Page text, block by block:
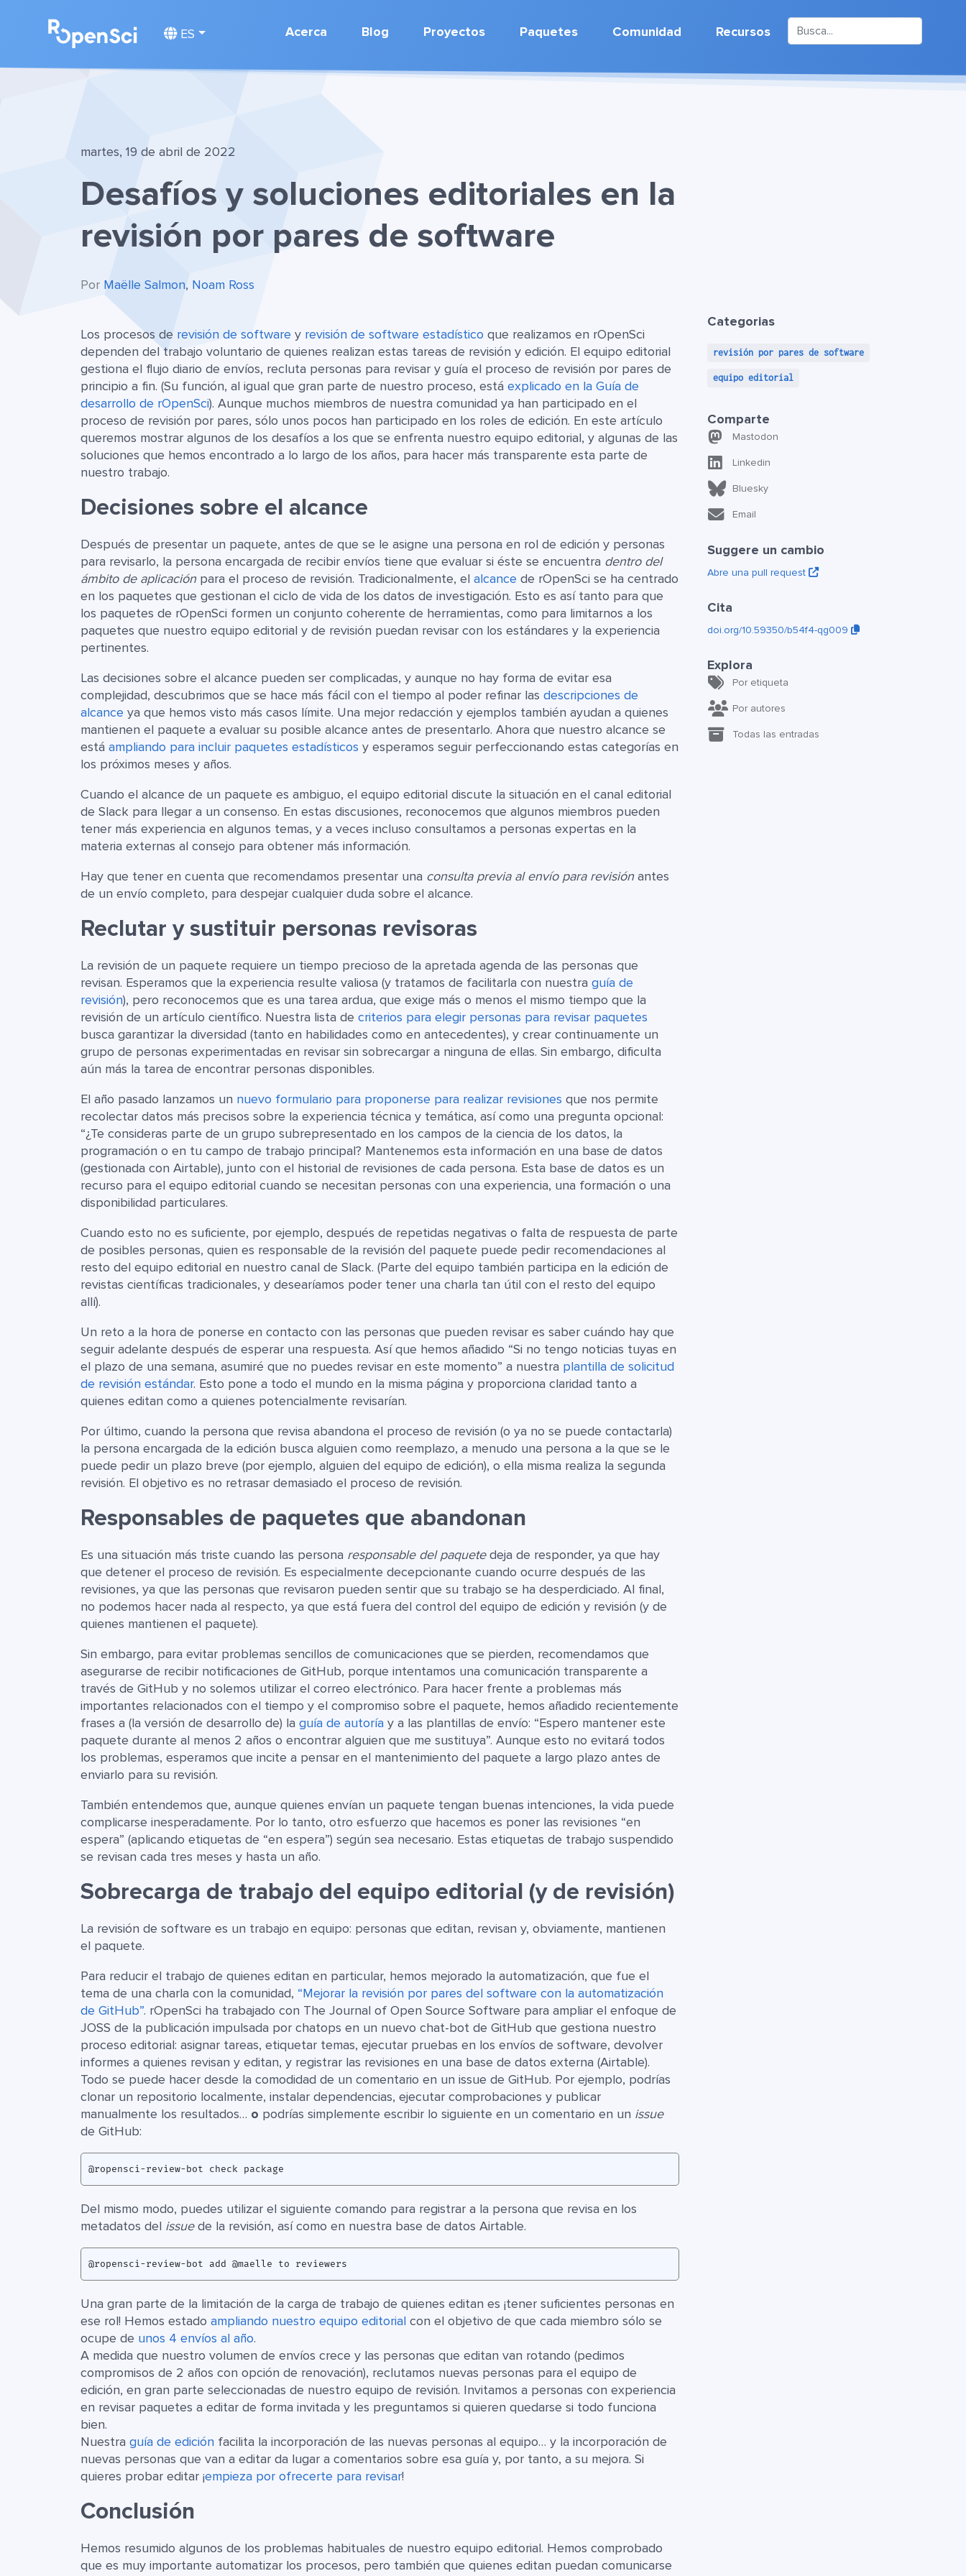
ES Acerca Blog Proyectos Paquetes Comunidad Recursos
martes, 19 de abril de 2022
Desafíos y soluciones editoriales en la
revisión por pares de software
Por Maëlle Salmon, Noam Ross
Los procesos de revisión de software y revisión de software estadístico que realizamos en rOpenSci
dependen del trabajo voluntario de quienes realizan estas tareas de revisión y edición. El equipo editorial
gestiona el flujo diario de envíos, recluta personas para revisar y guía el proceso de revisión por pares de
principio a fin. (Su función, al igual que gran parte de nuestro proceso, está explicado en la Guía de
desarrollo de rOpenSci). Aunque muchos miembros de nuestra comunidad ya han participado en el
proceso de revisión por pares, sólo unos pocos han participado en los roles de edición. En este artículo
queremos mostrar algunos de los desafíos a los que se enfrenta nuestro equipo editorial, y algunas de las
soluciones que hemos encontrado a lo largo de los años, para hacer más transparente esta parte de
nuestro trabajo.
Decisiones sobre el alcance
Después de presentar un paquete, antes de que se le asigne una persona en rol de edición y personas
para revisarlo, la persona encargada de recibir envíos tiene que evaluar si éste se encuentra dentro del
ámbito de aplicaciónpara el proceso de revisión. Tradicionalmente, el alcance de rOpenSci se ha centrado
en los paquetes que gestionan el ciclo de vida de los datos de investigación. Esto es así tanto para que
los paquetes de rOpenSci formen un conjunto coherente de herramientas, como para limitarnos a los
paquetes que nuestro equipo editorial y de revisión puedan revisar con los estándares y la experiencia
pertinentes.
Las decisiones sobre el alcance pueden ser complicadas, y aunque no hay forma de evitar esa
complejidad, descubrimos que se hace más fácil con el tiempo al poder refinar las descripciones de
alcance ya que hemos visto más casos límite. Una mejor redacción y ejemplos también ayudan a quienes
mantienen el paquete a evaluar su posible alcance antes de presentarlo. Ahora que nuestro alcance se
está ampliando para incluir paquetes estadísticos y esperamos seguir perfeccionando estas categorías en
los próximos meses y años.
Cuando el alcance de un paquete es ambiguo, el equipo editorial discute la situación en el canal editorial
de Slack para llegar a un consenso. En estas discusiones, reconocemos que algunos miembros pueden
tener más experiencia en algunos temas, y a veces incluso consultamos a personas expertas en la
materia externas al consejo para obtener más información.
Hay que tener en cuenta que recomendamos presentar una consulta previa al envío para revisiónantes
de un envío completo, para despejar cualquier duda sobre el alcance.
Reclutar y sustituir personas revisoras
La revisión de un paquete requiere un tiempo precioso de la apretada agenda de las personas que
revisan. Esperamos que la experiencia resulte valiosa (y tratamos de facilitarla con nuestra guía de
revisión), pero reconocemos que es una tarea ardua, que exige más o menos el mismo tiempo que la
revisión de un artículo científico. Nuestra lista de criterios para elegir personas para revisar paquetes
busca garantizar la diversidad (tanto en habilidades como en antecedentes), y crear continuamente un
grupo de personas experimentadas en revisar sin sobrecargar a ninguna de ellas. Sin embargo, dificulta
aún más la tarea de encontrar personas disponibles.
El año pasado lanzamos un nuevo formulario para proponerse para realizar revisiones que nos permite
recolectar datos más precisos sobre la experiencia técnica y temática, así como una pregunta opcional:
“¿Te consideras parte de un grupo subrepresentado en los campos de la ciencia de los datos, la
programación o en tu campo de trabajo principal? Mantenemos esta información en una base de datos
(gestionada con Airtable), junto con el historial de revisiones de cada persona. Esta base de datos es un
recurso para el equipo editorial cuando se necesitan personas con una experiencia, una formación o una
disponibilidad particulares.
Cuando esto no es suficiente, por ejemplo, después de repetidas negativas o falta de respuesta de parte
de posibles personas, quien es responsable de la revisión del paquete puede pedir recomendaciones al
resto del equipo editorial en nuestro canal de Slack. (Parte del equipo también participa en la edición de
revistas científicas tradicionales, y desearíamos poder tener una charla tan útil con el resto del equipo
allí).
Un reto a la hora de ponerse en contacto con las personas que pueden revisar es saber cuándo hay que
seguir adelante después de esperar una respuesta. Así que hemos añadido “Si no tengo noticias tuyas en
el plazo de una semana, asumiré que no puedes revisar en este momento” a nuestra plantilla de solicitud
de revisión estándar. Esto pone a todo el mundo en la misma página y proporciona claridad tanto a
quienes editan como a quienes potencialmente revisarían.
Por último, cuando la persona que revisa abandona el proceso de revisión (o ya no se puede contactarla)
la persona encargada de la edición busca alguien como reemplazo, a menudo una persona a la que se le
puede pedir un plazo breve (por ejemplo, alguien del equipo de edición), o ella misma realiza la segunda
revisión. El objetivo es no retrasar demasiado el proceso de revisión.
Responsables de paquetes que abandonan
Es una situación más triste cuando las persona responsable del paquetedeja de responder, ya que hay
que detener el proceso de revisión. Es especialmente decepcionante cuando ocurre después de las
revisiones, ya que las personas que revisaron pueden sentir que su trabajo se ha desperdiciado. Al final,
no podemos hacer nada al respecto, ya que está fuera del control del equipo de edición y revisión (y de
quienes mantienen el paquete).
Sin embargo, para evitar problemas sencillos de comunicaciones que se pierden, recomendamos que
asegurarse de recibir notificaciones de GitHub, porque intentamos una comunicación transparente a
través de GitHub y no solemos utilizar el correo electrónico. Para hacer frente a problemas más
importantes relacionados con el tiempo y el compromiso sobre el paquete, hemos añadido recientemente
frases a (la versión de desarrollo de) la guía de autoría y a las plantillas de envío: “Espero mantener este
paquete durante al menos 2 años o encontrar alguien que me sustituya”. Aunque esto no evitará todos
los problemas, esperamos que incite a pensar en el mantenimiento del paquete a largo plazo antes de
enviarlo para su revisión.
También entendemos que, aunque quienes envían un paquete tengan buenas intenciones, la vida puede
complicarse inesperadamente. Por lo tanto, otro esfuerzo que hacemos es poner las revisiones “en
espera” (aplicando etiquetas de “en espera”) según sea necesario. Estas etiquetas de trabajo suspendido
se revisan cada tres meses y hasta un año.
Sobrecarga de trabajo del equipo editorial (y de revisión)
La revisión de software es un trabajo en equipo: personas que editan, revisan y, obviamente, mantienen
el paquete.
Para reducir el trabajo de quienes editan en particular, hemos mejorado la automatización, que fue el
tema de una charla con la comunidad, “Mejorar la revisión por pares del software con la automatización
de GitHub”. rOpenSci ha trabajado con The Journal of Open Source Software para ampliar el enfoque de
JOSS de la publicación impulsada por chatops en un nuevo chat-bot de GitHub que gestiona nuestro
proceso editorial: asignar tareas, etiquetar temas, ejecutar pruebas en los envíos de software, devolver
informes a quienes revisan y editan, y registrar las revisiones en una base de datos externa (Airtable).
Todo se puede hacer desde la comodidad de un comentario en un issue de GitHub. Por ejemplo, podrías
clonar un repositorio localmente, instalar dependencias, ejecutar comprobaciones y publicar
manualmente los resultados… o podrías simplemente escribir lo siguiente en un comentario en un issue
de GitHub:
Del mismo modo, puedes utilizar el siguiente comando para registrar a la persona que revisa en los
metadatos del issuede la revisión, así como en nuestra base de datos Airtable.
Una gran parte de la limitación de la carga de trabajo de quienes editan es ¡tener suficientes personas en
ese rol! Hemos estado ampliando nuestro equipo editorial con el objetivo de que cada miembro sólo se
ocupe de unos 4 envíos al año.
A medida que nuestro volumen de envíos crece y las personas que editan van rotando (pedimos
compromisos de 2 años con opción de renovación), reclutamos nuevas personas para el equipo de
edición, en gran parte seleccionadas de nuestro equipo de revisión. Invitamos a personas con experiencia
en revisar paquetes a editar de forma invitada y les preguntamos si quieren quedarse si todo funciona
bien.
Nuestra guía de edición facilita la incorporación de las nuevas personas al equipo… y la incorporación de
nuevas personas que van a editar da lugar a comentarios sobre esa guía y, por tanto, a su mejora. Si
quieres probar editar ¡empieza por ofrecerte para revisar!
Conclusión
Hemos resumido algunos de los problemas habituales de nuestro equipo editorial. Hemos comprobado
que es muy importante automatizar los procesos, pero también que quienes editan puedan comunicarse
Categorias
revisión por pares de software
equipo editorial
Comparte
Mastodon
Linkedin
Bluesky
Email
Suggere un cambio
Abre una pull request
Cita
doi.org/10.59350/b54f4-qg009
Explora
Por etiqueta
Por autores
Todas las entradas